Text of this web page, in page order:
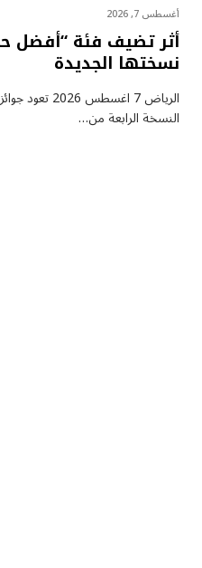
أغسطس 7, 2026
أثر تضيف فئة “أفضل
نسختها الجديدة
الرياض 7
النسخة الرابعة من…